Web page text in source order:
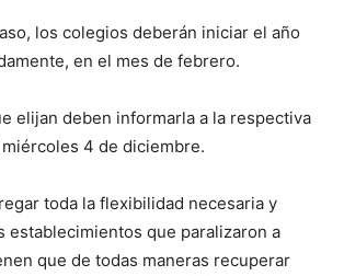
los colegios deberán iniciar el año
en el mes de febrero.
elijan deben informarla a la respectiva
4 de diciembre.
toda la flexibilidad necesaria y
establecimientos que paralizaron a
que de todas maneras recuperar